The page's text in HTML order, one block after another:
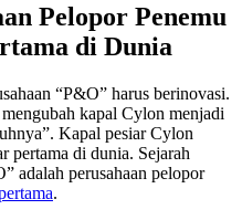
Pelopor Penemu
di Dunia
“P&O” harus berinovasi.
kapal Cylon menjadi
Kapal pesiar Cylon
pertama di dunia. Sejarah
adalah perusahaan pelopor
.